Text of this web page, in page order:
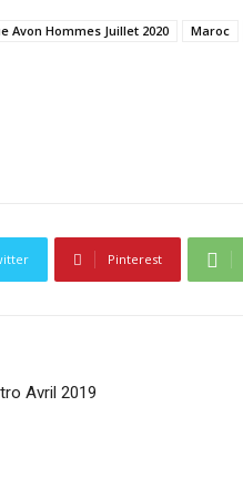
Avon Hommes Juillet 2020 Maroc
Pinterest
Avril 2019